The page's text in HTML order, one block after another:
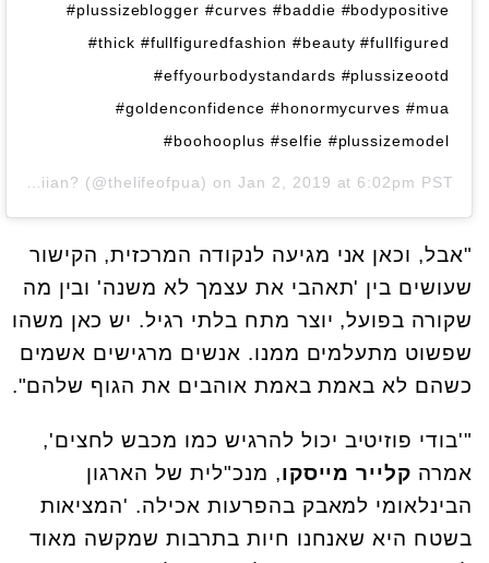
#plussizeblogger #curves #baddie #bodypositive
#thick #fullfiguredfashion #beauty #fullfigured
#effyourbodystandards #plussizeootd
#goldenconfidence #honormycurves #mua
#boohooplus #selfie #plussizemodel
?The Curvy Hawaiian? (@thelifeofpua) on Jan 2, 2019 at 6:02pm PST
"אבל, וכאן אני מגיעה לנקודה המרכזית, הקישור
שעושים בין 'תאהבי את עצמך לא משנה' ובין מה
שקורה בפועל, יוצר מתח בלתי רגיל. יש כאן משהו
שפשוט מתעלמים ממנו. אנשים מרגישים אשמים
כשהם לא באמת באמת אוהבים את הגוף שלהם".
"'בודי פוזיטיב יכול להרגיש כמו מכבש לחצים',
אמרה קלייר מייסקו, מנכ"לית של הארגון
הבינלאומי למאבק בהפרעות אכילה. 'המציאות
בשטח היא שאנחנו חיות בתרבות שמקשה מאוד